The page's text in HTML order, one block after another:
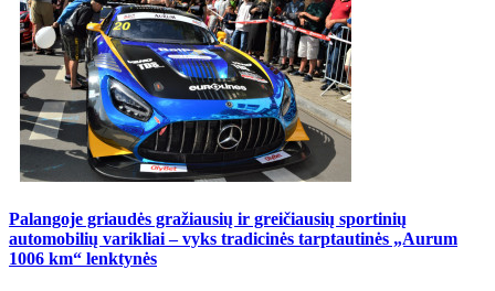
Palangoje griaudės gražiausių ir greičiausių sportinių
automobilių varikliai – vyks tradicinės tarptautinės „Aurum
1006 km“ lenktynės